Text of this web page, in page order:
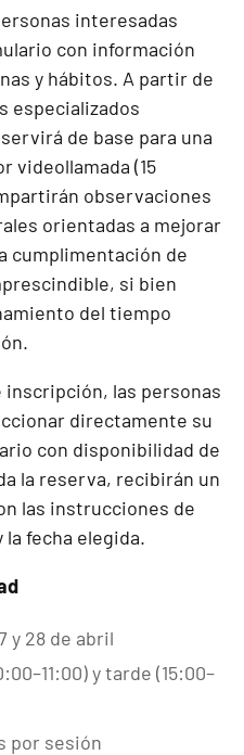
interesadas
con información
y hábitos. A partir de
especializados
de base para una
videollamada (15
observaciones
orientadas a mejorar
cumplimentación de
si bien
del tiempo
las personas
directamente su
con disponibilidad de
la reserva, recibirán un
las instrucciones de
la fecha elegida.
y 28 de abril
y tarde (15:00–
por sesión